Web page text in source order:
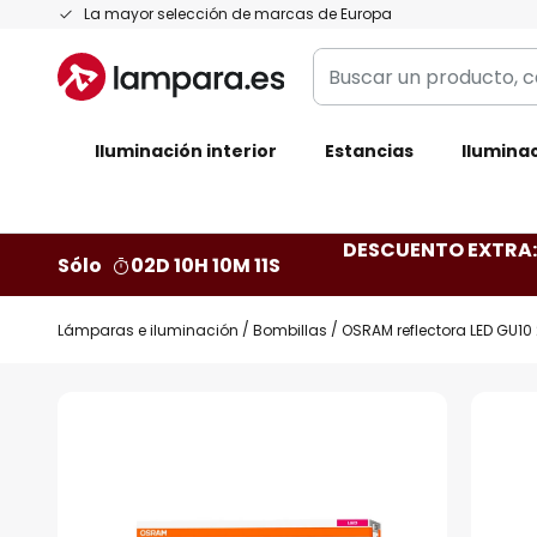
La mayor selección de marcas de Europa
Ir
contenido
Buscar
un
categoría,
Iluminación interior Estancias
Sólo 02D 10H 10M 10S
DESCUENTO
Lámparas e iluminación Bombillas OSRAM reflectora LED